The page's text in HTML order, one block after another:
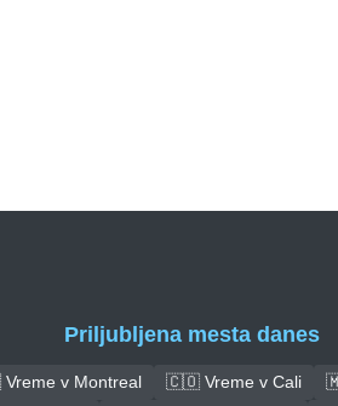
Priljubljena mesta danes
v Montreal 🇨🇴 Vreme v Cali